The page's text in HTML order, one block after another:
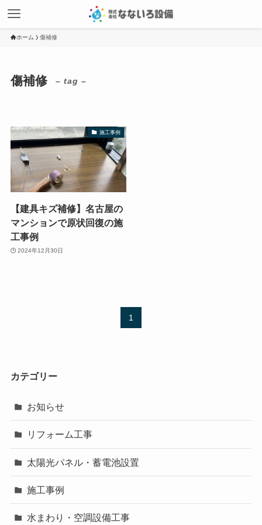
ホーム 傷補修
傷補修 – tag –
施工事例
【建具キズ補修】名古屋の
マンションで原状回復の施
工事例
2024年12月30日
1
カテゴリー
お知らせ
リフォーム工事
太陽光パネル・蓄電池設置
施工事例
水まわり・空調設備工事